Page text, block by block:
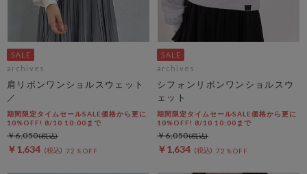
archives
肩リボンワンショルスウェット
／
期間限定タイムセールSALE価格から更に
10%OFF! 8/10 10:00まで
￥1,634 72％OFF
￥6,050
archives
シフォンリボンワンショルスウ
ェット
期間限定タイムセールSALE価格から更に
10%OFF! 8/10 10:00まで
￥1,634 72％OFF
￥6,050